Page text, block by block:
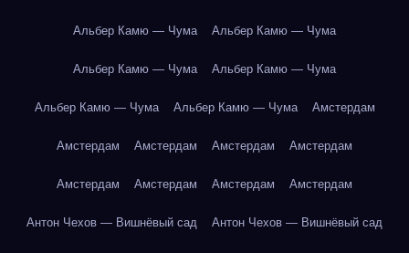
Альбер Камю — Чума Альбер Камю — Чума
Альбер Камю — Чума Альбер Камю — Чума
Альбер Камю — Чума Альбер Камю — Чума Амстердам
Амстердам Амстердам Амстердам Амстердам
Амстердам Амстердам Амстердам Амстердам
Антон Чехов — Вишнёвый сад Антон Чехов — Вишнёвый сад